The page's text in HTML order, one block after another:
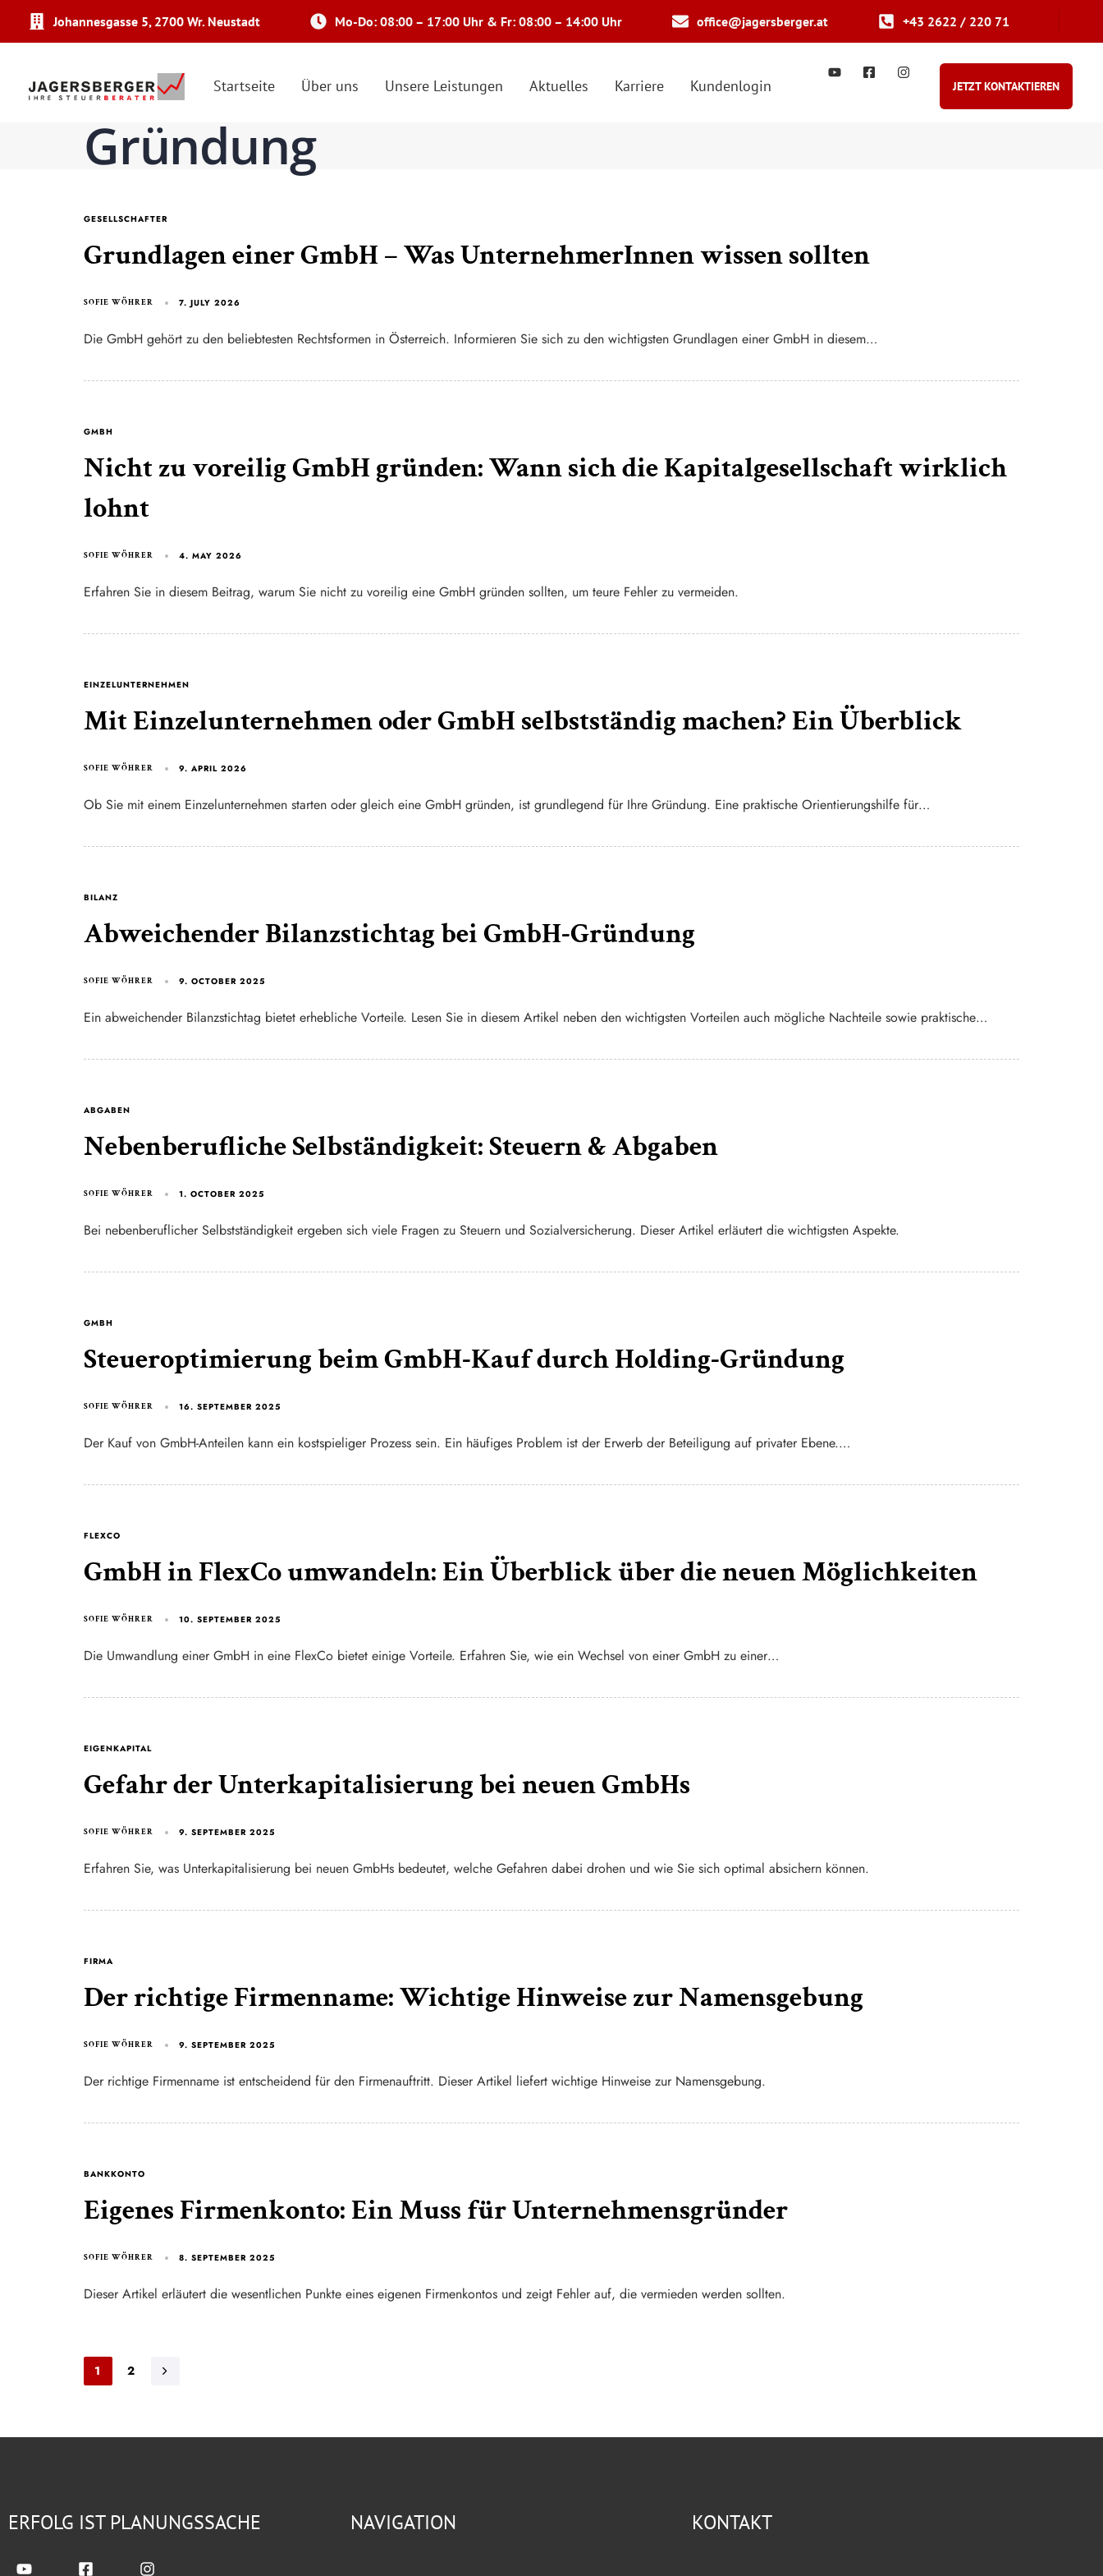
Johannesgasse 5, 2700 Wr. Neustadt Mo-Do: 08:00 – 17:00 Uhr & Fr: 08:00 – 14:00 Uhr office@jagersberger.at +43 2622 / 220 71
Startseite Über uns Unsere Leistungen Aktuelles Karriere Kundenlogin JETZT KONTAKTIEREN
Gründung
GESELLSCHAFTER
Grundlagen einer GmbH – Was UnternehmerInnen wissen sollten
SOFIE WÖHRER 7. JULY 2026
Die GmbH gehört zu den beliebtesten Rechtsformen in Österreich. Informieren Sie sich zu den wichtigsten Grundlagen einer GmbH in diesem…
GMBH
Nicht zu voreilig GmbH gründen: Wann sich die Kapitalgesellschaft wirklich
lohnt
SOFIE WÖHRER 4. MAY 2026
Erfahren Sie in diesem Beitrag, warum Sie nicht zu voreilig eine GmbH gründen sollten, um teure Fehler zu vermeiden.
EINZELUNTERNEHMEN
Mit Einzelunternehmen oder GmbH selbstständig machen? Ein Überblick
SOFIE WÖHRER 9. APRIL 2026
Ob Sie mit einem Einzelunternehmen starten oder gleich eine GmbH gründen, ist grundlegend für Ihre Gründung. Eine praktische Orientierungshilfe für…
BILANZ
Abweichender Bilanzstichtag bei GmbH-Gründung
SOFIE WÖHRER 9. OCTOBER 2025
Ein abweichender Bilanzstichtag bietet erhebliche Vorteile. Lesen Sie in diesem Artikel neben den wichtigsten Vorteilen auch mögliche Nachteile sowie praktische…
ABGABEN
Nebenberufliche Selbständigkeit: Steuern & Abgaben
SOFIE WÖHRER 1. OCTOBER 2025
Bei nebenberuflicher Selbstständigkeit ergeben sich viele Fragen zu Steuern und Sozialversicherung. Dieser Artikel erläutert die wichtigsten Aspekte.
GMBH
Steueroptimierung beim GmbH-Kauf durch Holding-Gründung
SOFIE WÖHRER 16. SEPTEMBER 2025
Der Kauf von GmbH-Anteilen kann ein kostspieliger Prozess sein. Ein häufiges Problem ist der Erwerb der Beteiligung auf privater Ebene.…
FLEXCO
GmbH in FlexCo umwandeln: Ein Überblick über die neuen Möglichkeiten
SOFIE WÖHRER 10. SEPTEMBER 2025
Die Umwandlung einer GmbH in eine FlexCo bietet einige Vorteile. Erfahren Sie, wie ein Wechsel von einer GmbH zu einer…
EIGENKAPITAL
Gefahr der Unterkapitalisierung bei neuen GmbHs
SOFIE WÖHRER 9. SEPTEMBER 2025
Erfahren Sie, was Unterkapitalisierung bei neuen GmbHs bedeutet, welche Gefahren dabei drohen und wie Sie sich optimal absichern können.
FIRMA
Der richtige Firmenname: Wichtige Hinweise zur Namensgebung
SOFIE WÖHRER 9. SEPTEMBER 2025
Der richtige Firmenname ist entscheidend für den Firmenauftritt. Dieser Artikel liefert wichtige Hinweise zur Namensgebung.
BANKKONTO
Eigenes Firmenkonto: Ein Muss für Unternehmensgründer
SOFIE WÖHRER 8. SEPTEMBER 2025
Dieser Artikel erläutert die wesentlichen Punkte eines eigenen Firmenkontos und zeigt Fehler auf, die vermieden werden sollten.
1 2
ERFOLG IST PLANUNGSSACHE NAVIGATION KONTAKT